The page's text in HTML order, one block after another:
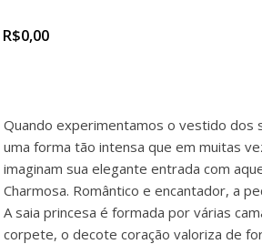
R$0,00
Quando experimentamos o vestido dos
uma forma tão intensa que em muitas
imaginam sua elegante entrada com
Charmosa. Romântico e encantador, a
A saia princesa é formada por várias
corpete, o decote coração valoriza de